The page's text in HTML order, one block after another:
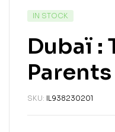
IN STOCK
Dubaï :
Parents
SKU: IL938230201